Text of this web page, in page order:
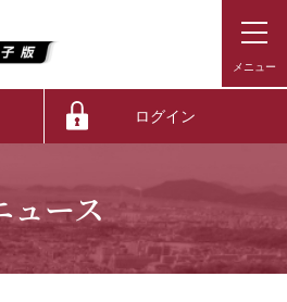
ログイン
ュース